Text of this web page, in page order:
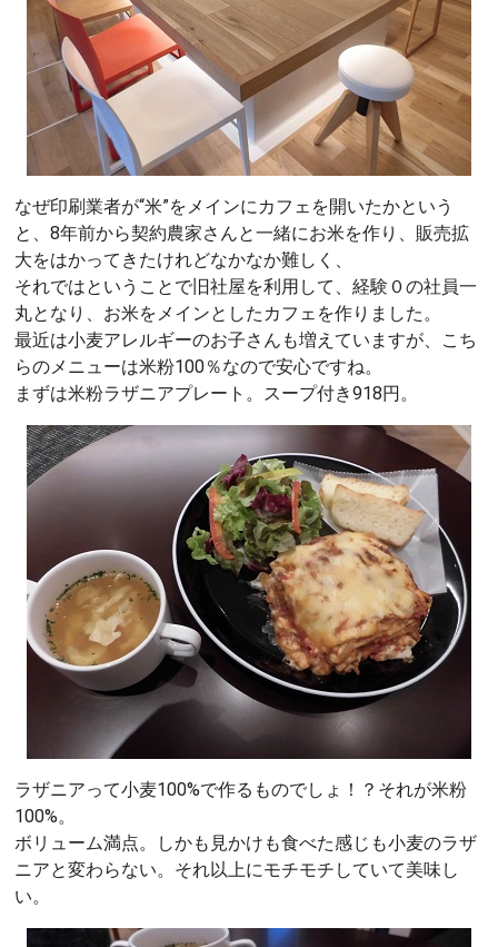
なぜ印刷業者が“米”をメインにカフェを開いたかという
と、8年前から契約農家さんと一緒にお米を作り、販売拡
大をはかってきたけれどなかなか難しく、
それではということで旧社屋を利用して、経験０の社員一
丸となり、お米をメインとしたカフェを作りました。
最近は小麦アレルギーのお子さんも増えていますが、こち
らのメニューは米粉100％なので安心ですね。
まずは米粉ラザニアプレート。スープ付き918円。
ラザニアって小麦100%で作るものでしょ！？それが米粉
100%。
ボリューム満点。しかも見かけも食べた感じも小麦のラザ
ニアと変わらない。それ以上にモチモチしていて美味し
い。